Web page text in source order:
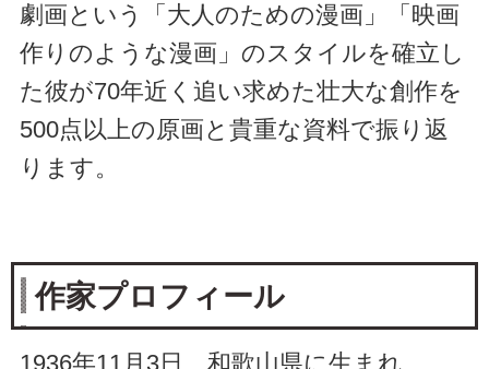
劇画という「大人のための漫画」「映画
作りのような漫画」のスタイルを確立し
た彼が70年近く追い求めた壮大な創作を
500点以上の原画と貴重な資料で振り返
ります。
作家プロフィール
1936年11月3日、和歌山県に生まれ、